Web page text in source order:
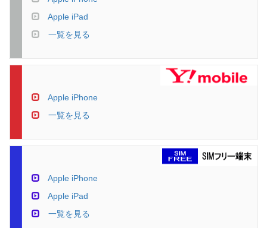
Apple iPad
一覧を見る
Apple iPhone
一覧を見る
Apple iPhone
Apple iPad
一覧を見る